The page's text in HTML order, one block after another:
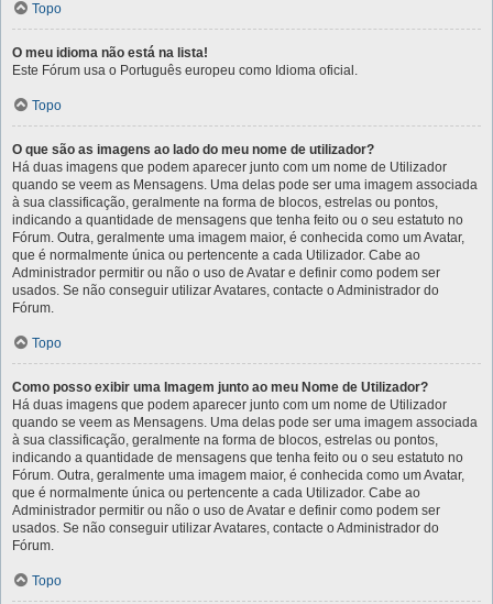
Topo
O meu idioma não está na lista!
Este Fórum usa o Português europeu como Idioma oficial.
Topo
O que são as imagens ao lado do meu nome de utilizador?
Há duas imagens que podem aparecer junto com um nome de Utilizador
quando se veem as Mensagens. Uma delas pode ser uma imagem associada
à sua classificação, geralmente na forma de blocos, estrelas ou pontos,
indicando a quantidade de mensagens que tenha feito ou o seu estatuto no
Fórum. Outra, geralmente uma imagem maior, é conhecida como um Avatar,
que é normalmente única ou pertencente a cada Utilizador. Cabe ao
Administrador permitir ou não o uso de Avatar e definir como podem ser
usados. Se não conseguir utilizar Avatares, contacte o Administrador do
Fórum.
Topo
Como posso exibir uma Imagem junto ao meu Nome de Utilizador?
Há duas imagens que podem aparecer junto com um nome de Utilizador
quando se veem as Mensagens. Uma delas pode ser uma imagem associada
à sua classificação, geralmente na forma de blocos, estrelas ou pontos,
indicando a quantidade de mensagens que tenha feito ou o seu estatuto no
Fórum. Outra, geralmente uma imagem maior, é conhecida como um Avatar,
que é normalmente única ou pertencente a cada Utilizador. Cabe ao
Administrador permitir ou não o uso de Avatar e definir como podem ser
usados. Se não conseguir utilizar Avatares, contacte o Administrador do
Fórum.
Topo